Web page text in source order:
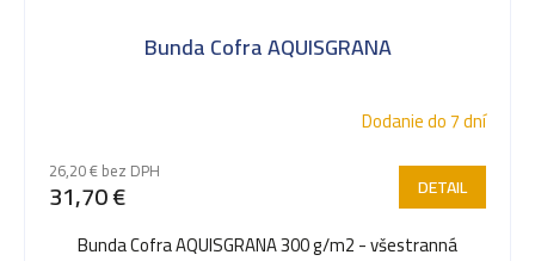
Bunda Cofra AQUISGRANA
Dodanie do 7 dní
26,20 € bez DPH
31,70 € DETAIL
Bunda Cofra AQUISGRANA 300 g/m2 - všestranná